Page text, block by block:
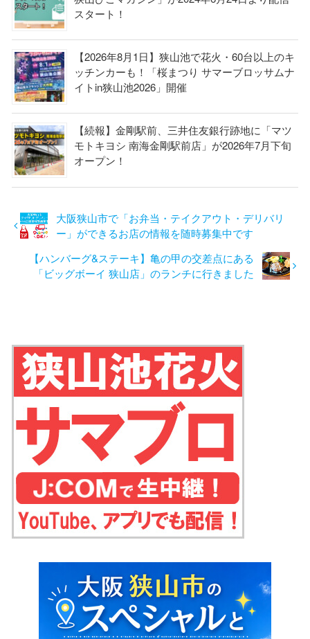
スタート！
【2026年8月1日】狭山池で花火・60台以上のキ
ッチンカーも！「桜まつり サマーブロッサムナ
イトin狭山池2026」開催
【続報】金剛駅前、三井住友銀行跡地に「マツ
モトキヨシ 南海金剛駅前店」が2026年7月下旬
オープン！
大阪狭山市で「お弁当・テイクアウト・デリバリ
ー」ができるお店の情報を随時募集中です
【ハンバーグ&ステーキ】亀の甲の交差点にある
「ビッグボーイ 狭山店」のランチに行きました